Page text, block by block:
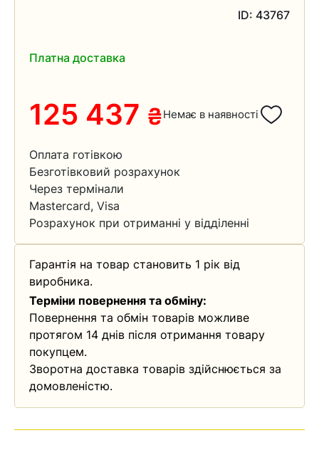
ID: 43767
Платна доставка
125 437 ₴Немає в наявності
Оплата готівкою
Безготівковий розрахунок
Через термінали
Mastercard, Visa
Розрахунок при отриманні у відділенні
Гарантія на товар становить 1 рік від
виробника.
Терміни повернення та обміну:
Повернення та обмін товарів можливе
протягом 14 днів після отримання товару
покупцем.
Зворотна доставка товарів здійснюється за
домовленістю.